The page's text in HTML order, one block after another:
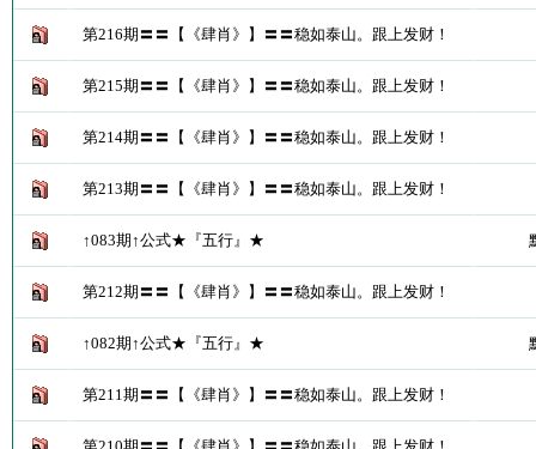
第216期〓〓【《肆肖》】〓〓稳如泰山。跟上发财！
第215期〓〓【《肆肖》】〓〓稳如泰山。跟上发财！
第214期〓〓【《肆肖》】〓〓稳如泰山。跟上发财！
第213期〓〓【《肆肖》】〓〓稳如泰山。跟上发财！
↑083期↑公式★『五行』★
第212期〓〓【《肆肖》】〓〓稳如泰山。跟上发财！
↑082期↑公式★『五行』★
第211期〓〓【《肆肖》】〓〓稳如泰山。跟上发财！